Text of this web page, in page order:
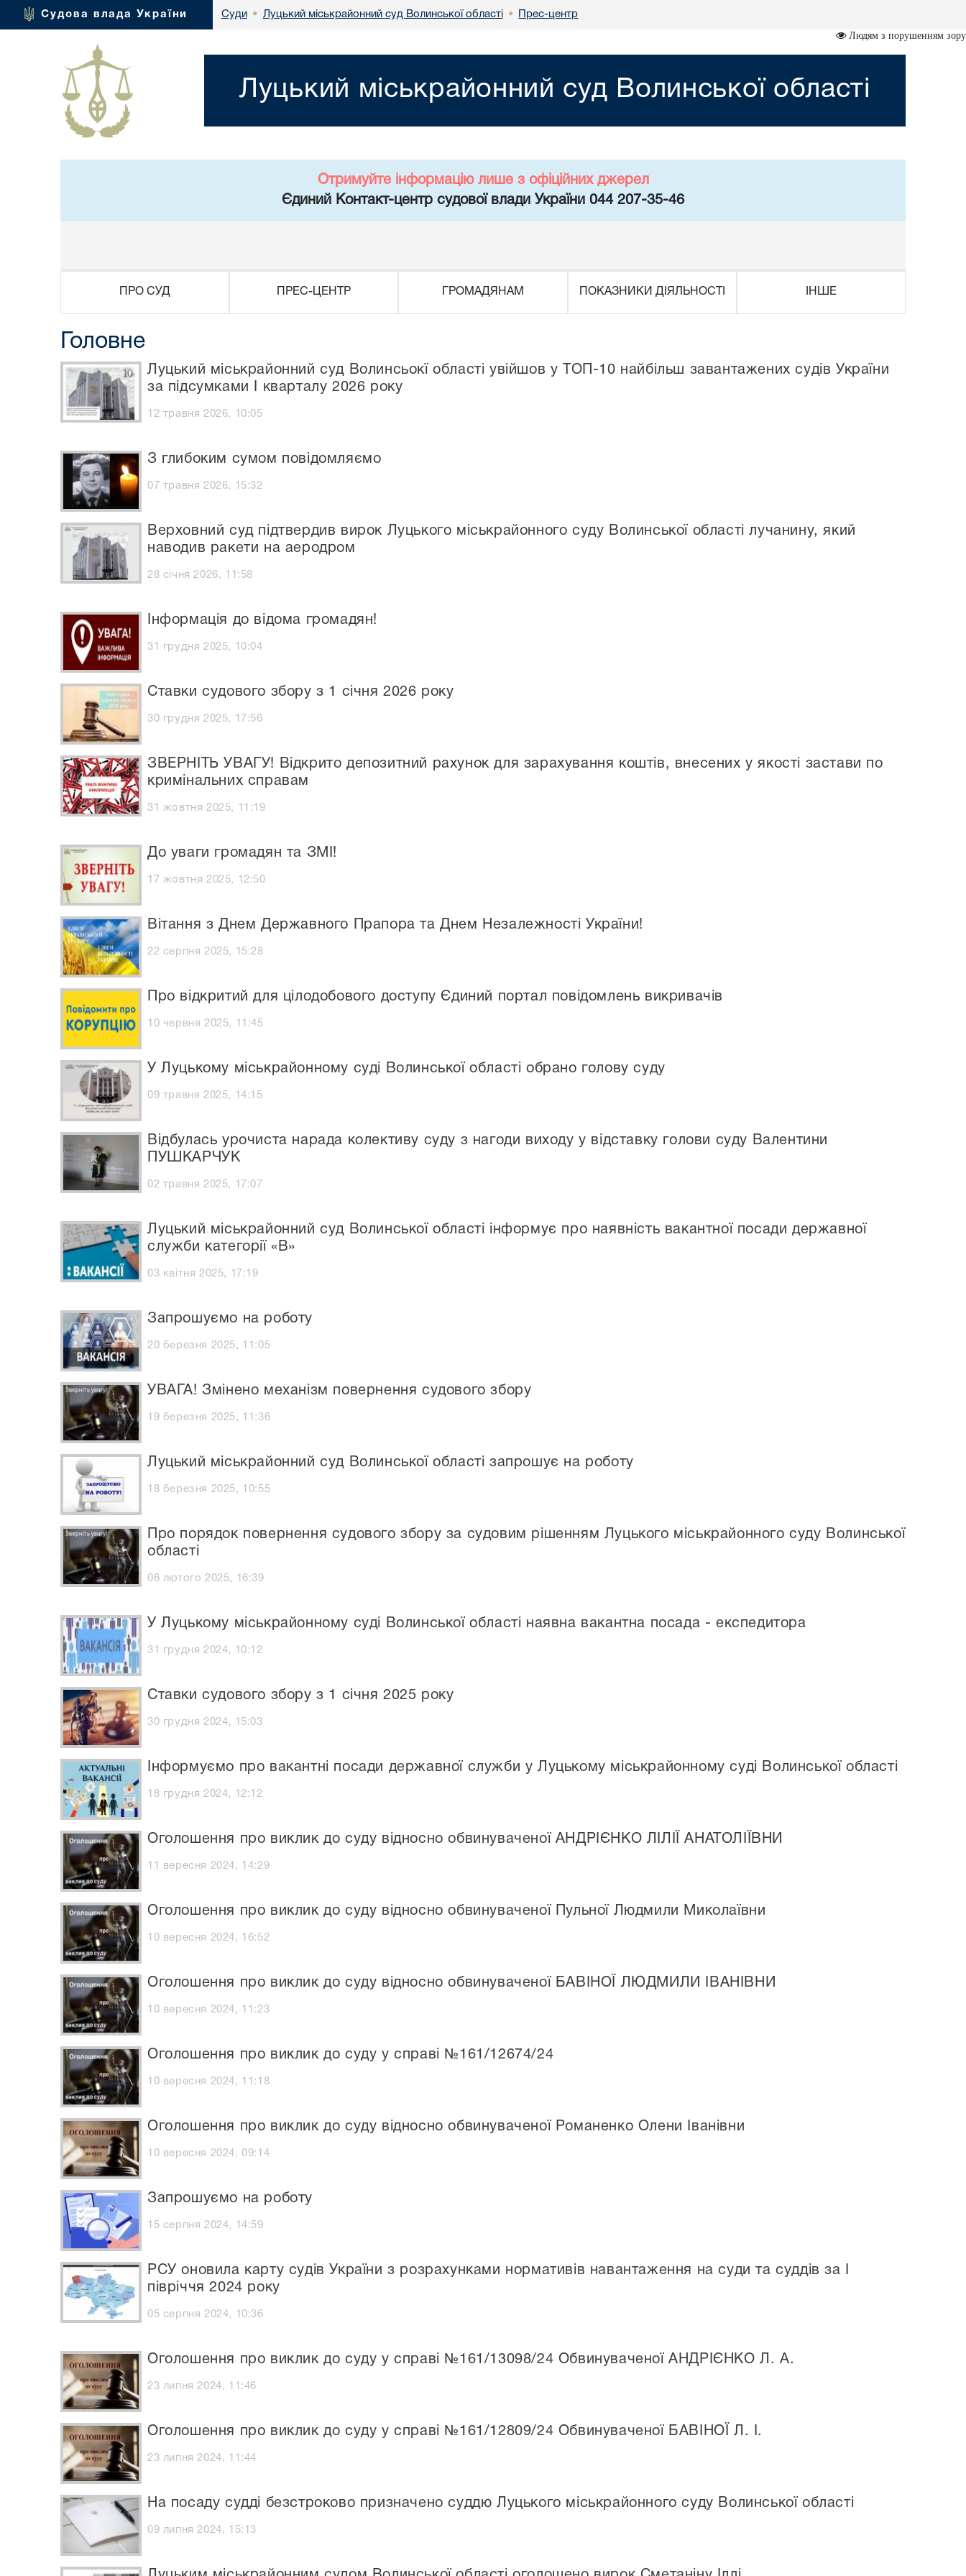
Судова влада України Суди • Луцький міськрайонний суд Волинської області • Прес-центр
Людям з порушенням зору
Луцький міськрайонний суд Волинської області
Отримуйте інформацію лише з офіційних джерел
Єдиний Контакт-центр судової влади України 044 207-35-46
ПРО СУД ПРЕС-ЦЕНТР ГРОМАДЯНАМ ПОКАЗНИКИ ДІЯЛЬНОСТІ ІНШЕ
Головне
Луцький міськрайонний суд Волинсьокї області увійшов у ТОП-10 найбільш завантажених судів України
за підсумками I кварталу 2026 року
12 травня 2026, 10:05
З глибоким сумом повідомляємо
07 травня 2026, 15:32
Верховний суд підтвердив вирок Луцького міськрайонного суду Волинської області лучанину, який
наводив ракети на аеродром
28 січня 2026, 11:58
Інформація до відома громадян!
31 грудня 2025, 10:04
Ставки судового збору з 1 січня 2026 року
30 грудня 2025, 17:56
ЗВЕРНІТЬ УВАГУ! Відкрито депозитний рахунок для зарахування коштів, внесених у якості застави по
кримінальних справам
31 жовтня 2025, 11:19
До уваги громадян та ЗМІ!
17 жовтня 2025, 12:50
Вітання з Днем Державного Прапора та Днем Незалежності України!
22 серпня 2025, 15:28
Про відкритий для цілодобового доступу Єдиний портал повідомлень викривачів
10 червня 2025, 11:45
У Луцькому міськрайонному суді Волинської області обрано голову суду
09 травня 2025, 14:15
Відбулась урочиста нарада колективу суду з нагоди виходу у відставку голови суду Валентини
ПУШКАРЧУК
02 травня 2025, 17:07
Луцький міськрайонний суд Волинської області інформує про наявність вакантної посади державної
служби категорії «В»
03 квітня 2025, 17:19
Запрошуємо на роботу
20 березня 2025, 11:05
УВАГА! Змінено механізм повернення судового збору
19 березня 2025, 11:36
Луцький міськрайонний суд Волинської області запрошує на роботу
18 березня 2025, 10:55
Про порядок повернення судового збору за судовим рішенням Луцького міськрайонного суду Волинської
області
06 лютого 2025, 16:39
У Луцькому міськрайонному суді Волинської області наявна вакантна посада - експедитора
31 грудня 2024, 10:12
Ставки судового збору з 1 січня 2025 року
30 грудня 2024, 15:03
Інформуємо про вакантні посади державної служби у Луцькому міськрайонному суді Волинської області
18 грудня 2024, 12:12
Оголошення про виклик до суду відносно обвинуваченої АНДРІЄНКО ЛІЛІЇ АНАТОЛІЇВНИ
11 вересня 2024, 14:29
Оголошення про виклик до суду відносно обвинуваченої Пульної Людмили Миколаївни
10 вересня 2024, 16:52
Оголошення про виклик до суду відносно обвинуваченої БАВІНОЇ ЛЮДМИЛИ ІВАНІВНИ
10 вересня 2024, 11:23
Оголошення про виклик до суду у справі №161/12674/24
10 вересня 2024, 11:18
Оголошення про виклик до суду відносно обвинуваченої Романенко Олени Іванівни
10 вересня 2024, 09:14
Запрошуємо на роботу
15 серпня 2024, 14:59
РСУ оновила карту судів України з розрахунками нормативів навантаження на суди та суддів за І
півріччя 2024 року
05 серпня 2024, 10:36
Оголошення про виклик до суду у справі №161/13098/24 Обвинуваченої АНДРІЄНКО Л. А.
23 липня 2024, 11:46
Оголошення про виклик до суду у справі №161/12809/24 Обвинуваченої БАВІНОЇ Л. І.
23 липня 2024, 11:44
На посаду судді безстроково призначено суддю Луцького міськрайонного суду Волинської області
09 липня 2024, 15:13